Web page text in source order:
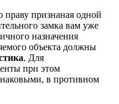
праву признаная одной
замка вам уже
назначения
объекта должны
. Для
при этом
в противном